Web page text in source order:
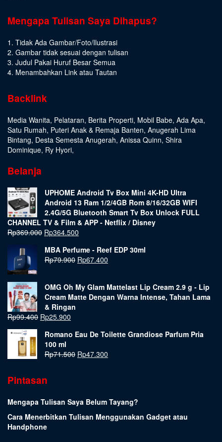
Mengapa Tulisan Saya Dihapus?
1. Tidak Ada Gambar/Foto/Ilustrasi
2. Gambar tidak sesuai dengan tulisan
3. Judul Pakai Huruf Besar Semua
4. Menambahkan Link atau Tautan
Backlink
Media Wanita, Pelataran, Berita Properti, Mobil Babe, Ada Apa,
Satu Rumah, Puteri Anak & Remaja Banten, Anugerah Lima
Bintang, Desta Semesta Anugerah, Anissa Quinn, Shira
Dominique, Ry Hyori,
Belanja
UPHOME Android Tv Box Mini 4K-HD Ultra
Android 13 Ram 1/2/4GB Rom 8/16/32GB WIFI
2.4G/5G Bluetooth Smart Tv Box Unlock FULL
CHANNEL TV & Film & APP - Netflix / Disney
Rp369.000 Rp364.500
MBA Perfume - Reef EDP 30ml
Rp79.900 Rp67.400
OMG Oh My Glam Mattelast Lip Cream 2.9 g - Lip
Cream Matte Dengan Warna Intense, Tahan Lama
& Ringan
Rp99.400 Rp25.900
Romano Eau De Toilette Grandiose Parfum Pria
100 ml
Rp71.500 Rp47.300
Pintasan
Mengapa Tulisan Saya Belum Tayang?
Cara Menerbitkan Tulisan Menggunakan Gadget atau
Handphone